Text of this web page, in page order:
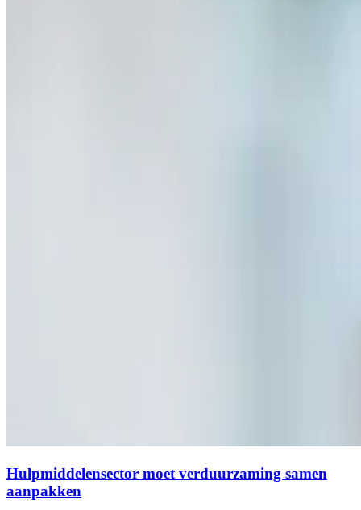
Hulpmiddelensector moet verduurzaming samen
aanpakken